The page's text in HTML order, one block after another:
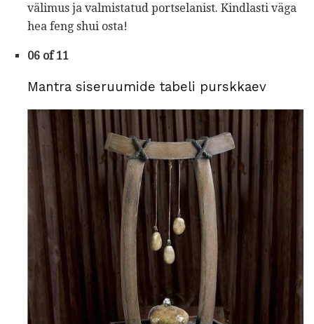
välimus ja valmistatud portselanist. Kindlasti väga
hea feng shui osta!
06 of 11
Mantra siseruumide tabeli purskkaev